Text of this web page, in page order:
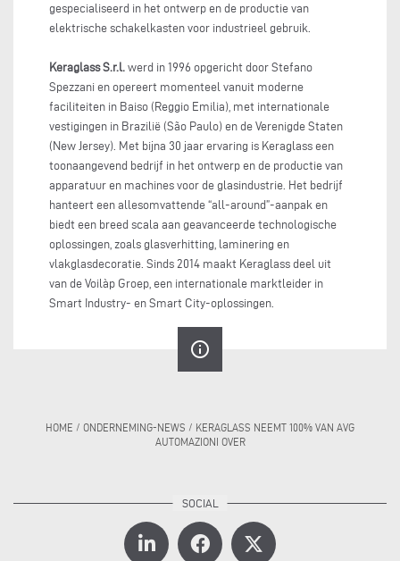
gespecialiseerd in het ontwerp en de productie van
elektrische schakelkasten voor industrieel gebruik.
Keraglass S.r.l. werd in 1996 opgericht door Stefano
Spezzani en opereert momenteel vanuit moderne
faciliteiten in Baiso (Reggio Emilia), met internationale
vestigingen in Brazilië (São Paulo) en de Verenigde Staten
(New Jersey). Met bijna 30 jaar ervaring is Keraglass een
toonaangevend bedrijf in het ontwerp en de productie van
apparatuur en machines voor de glasindustrie. Het bedrijf
hanteert een allesomvattende “all-around”-aanpak en
biedt een breed scala aan geavanceerde technologische
oplossingen, zoals glasverhitting, laminering en
vlakglasdecoratie. Sinds 2014 maakt Keraglass deel uit
van de Voilàp Groep, een internationale marktleider in
Smart Industry- en Smart City-oplossingen.
info_outline
HOME / ONDERNEMING-NEWS / KERAGLASS NEEMT 100% VAN AVG
AUTOMAZIONI OVER